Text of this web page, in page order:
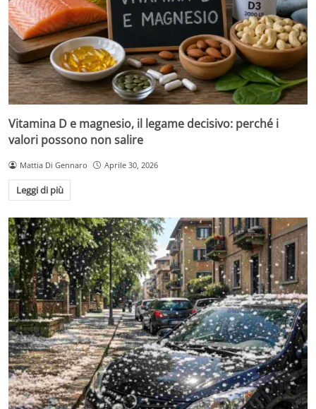
Vitamina D e magnesio, il legame decisivo: perché i
valori possono non salire
Mattia Di Gennaro Aprile 30, 2026
Leggi di più